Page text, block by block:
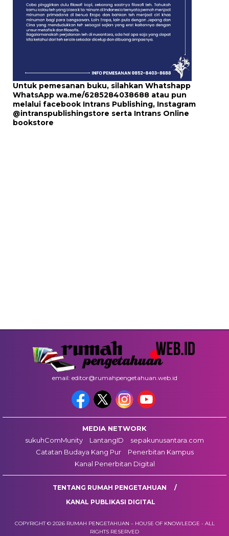
Untuk pemesanan buku, silahkan Whatshapp
WhatsApp wa.me/6285284038688 atau pun
melalui facebook Intrans Publishing, Instagram
@intranspublishingstore serta Intrans Online
bookstore
email: editor@rumahpengetahuan.web.id
MEDIA NETWORK
sukuhComMunity
LantangID
sepakunusantara.com
Catatan Budaya Kang Pur
Penerbitan Kampus
Kanal Penerbitan Digital
TENTANG RUMAH PENGETAHUAN
KANAL PUBLIKASI DIGITAL
COPYRIGHT © 2026 RUMAH PENGETAHUAN – HOUSE OF KNOWLEDGE - ALL
RIGHTS RESERVED